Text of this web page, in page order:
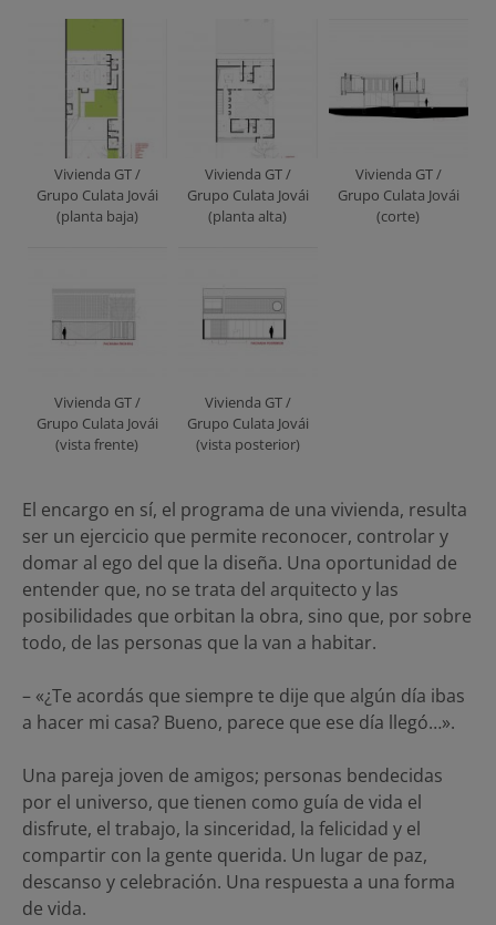
Vivienda GT /
Grupo Culata Jovái
(planta baja)
Vivienda GT /
Grupo Culata Jovái
(planta alta)
Vivienda GT /
Grupo Culata Jovái
(corte)
Vivienda GT /
Grupo Culata Jovái
(vista frente)
Vivienda GT /
Grupo Culata Jovái
(vista posterior)
El encargo en sí, el programa de una vivienda, resulta
ser un ejercicio que permite reconocer, controlar y
domar al ego del que la diseña. Una oportunidad de
entender que, no se trata del arquitecto y las
posibilidades que orbitan la obra, sino que, por sobre
todo, de las personas que la van a habitar.
– «¿Te acordás que siempre te dije que algún día ibas
a hacer mi casa? Bueno, parece que ese día llegó…».
Una pareja joven de amigos; personas bendecidas
por el universo, que tienen como guía de vida el
disfrute, el trabajo, la sinceridad, la felicidad y el
compartir con la gente querida. Un lugar de paz,
descanso y celebración. Una respuesta a una forma
de vida.